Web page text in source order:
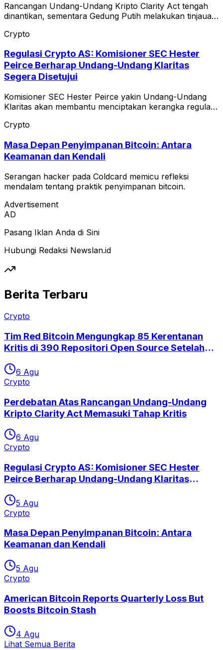
Rancangan Undang-Undang Kripto Clarity Act tengah
dinantikan, sementara Gedung Putih melakukan tinjauan
Crypto
Regulasi Crypto AS: Komisioner SEC Hester
Peirce Berharap Undang-Undang Klaritas
Segera Disetujui
Komisioner SEC Hester Peirce yakin Undang-Undang
Klaritas akan membantu menciptakan kerangka regulasi
Crypto
Masa Depan Penyimpanan Bitcoin: Antara
Keamanan dan Kendali
Serangan hacker pada Coldcard memicu refleksi
mendalam tentang praktik penyimpanan bitcoin.
Advertisement
AD
Pasang Iklan Anda di Sini
Hubungi Redaksi Newslan.id
Berita Terbaru
Crypto
Tim Red Bitcoin Mengungkap 85 Kerentanan
Kritis di 390 Repositori Open Source Setelah
6 Agu
Crypto
Perdebatan Atas Rancangan Undang-Undang
Kripto Clarity Act Memasuki Tahap Kritis
6 Agu
Crypto
Regulasi Crypto AS: Komisioner SEC Hester
Peirce Berharap Undang-Undang Klaritas
5 Agu
Crypto
Masa Depan Penyimpanan Bitcoin: Antara
Keamanan dan Kendali
5 Agu
Crypto
American Bitcoin Reports Quarterly Loss But
Boosts Bitcoin Stash
4 Agu
Lihat Semua Berita